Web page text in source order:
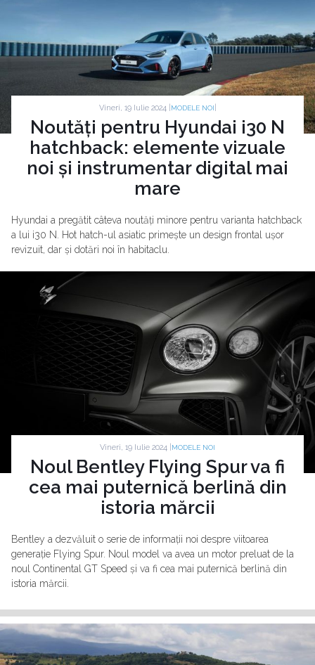
Vineri, 19 Iulie 2024 | MODELE NOI
Noutăți pentru Hyundai i30 N
hatchback: elemente vizuale
noi și instrumentar digital mai
mare
Hyundai a pregătit câteva noutăți minore pentru varianta hatchback
a lui i30 N. Hot hatch-ul asiatic primește un design frontal ușor
revizuit, dar și dotări noi în habitaclu.
Vineri, 19 Iulie 2024 | MODELE NOI
Noul Bentley Flying Spur va fi
cea mai puternică berlină din
istoria mărcii
Bentley a dezvăluit o serie de informații noi despre viitoarea
generație Flying Spur. Noul model va avea un motor preluat de la
noul Continental GT Speed și va fi cea mai puternică berlină din
istoria mărcii.